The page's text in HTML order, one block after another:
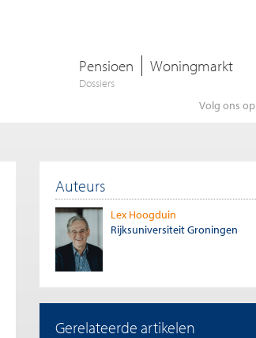
Pensioen Woningmarkt
Dossiers
Volg ons op
Auteurs
Lex Hoogduin
Rijksuniversiteit Groningen
Gerelateerde artikelen